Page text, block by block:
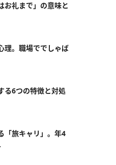
礼まで」の意味と
理。職場ででしゃば
る6つの特徴と対処
「旅キャリ」。年4